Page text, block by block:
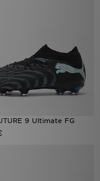
9 Ultimate FG